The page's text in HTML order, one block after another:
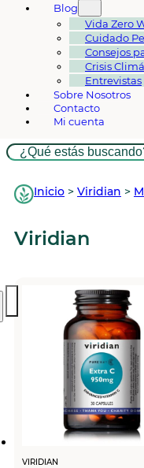
Blog
Vida Zero
Cuidado
Consejos
Crisis
Entrevistas
Sobre Nosotros
Contacto
Mi cuenta
Buscar
Inicio > Viridian >
Viridian
VIRIDIAN